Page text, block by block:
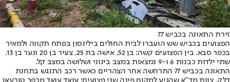
זירת התאונה בכביש 77
הפצועים בכביש שש הועברו לבית החולים בילינסון בפתח תקווה ולמאיר
בכפר סבא. בין הפצועים קשה: בן 52, אישה בת 25, צעיר בן 20 ונער בן 13.
שתי ילדות כבנות 6 ו-9 נמצאות במצב בינוני ושלושה במצב קל.
התאונה בכביש 77 התרחשה אחר הצהריים כאשר רכב התנגש בתחנת